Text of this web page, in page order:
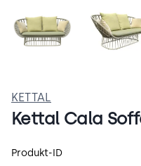
Skärmbild 2025-
KETTAL
Kettal Cala
Produktspecifikation
Produkt-ID